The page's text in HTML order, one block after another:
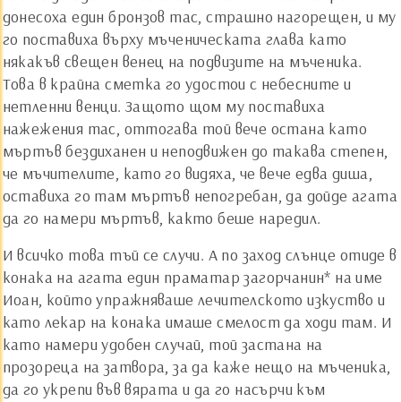
донесоха един бронзов тас, страшно нагорещен, и му
го поставиха върху мъченическата глава като
някакъв свещен венец на подвизите на мъченика.
Това в крайна сметка го удостои с небесните и
нетленни венци. Защото щом му поставиха
нажежения тас, оттогава той вече остана като
мъртъв бездиханен и неподвижен до такава степен,
че мъчителите, като го видяха, че вече едва диша,
оставиха го там мъртъв непогребан, да дойде агата
да го намери мъртъв, както беше наредил.
И всичко това тъй се случи. А по заход слънце отиде в
конака на агата един праматар загорчанин* на име
Иоан, който упражняваше лечителското изкуство и
като лекар на конака имаше смелост да ходи там. И
като намери удобен случай, той застана на
прозореца на затвора, за да каже нещо на мъченика,
да го укрепи във вярата и да го насърчи към